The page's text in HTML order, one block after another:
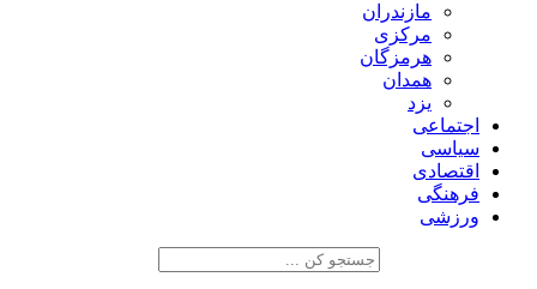
مازندران
مرکزی
هرمزگان
همدان
یزد
اجتماعی
سیاسی
اقتصادی
فرهنگی
ورزشی